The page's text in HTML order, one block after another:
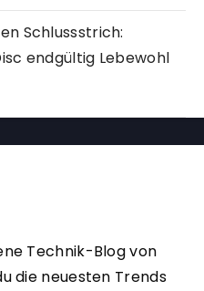
Schlussstrich:
endgültig Lebewohl
Technik-Blog von
die neuesten Trends